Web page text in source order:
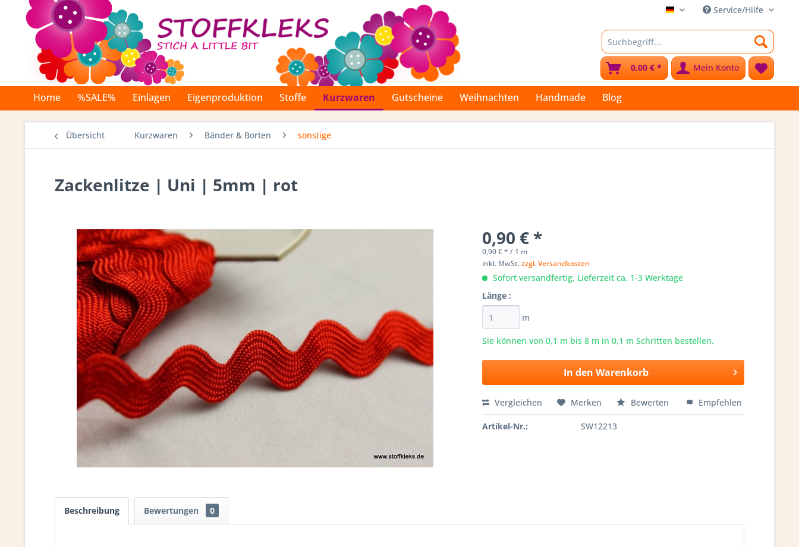
Stoffkleks Service/Hilfe
Mein Konto
0,00 € *
Home %SALE% Einlagen Eigenproduktion Stoffe Kurzwaren Gutscheine Weihnachten Handmade Blog
Übersicht Kurzwaren Bänder & Borten sonstige
Zackenlitze | Uni | 5mm | rot
0,90 € *
0,90 € * / 1 m
inkl. MwSt.zzgl. Versandkosten
Sofort versandfertig, Lieferzeit ca. 1-3 Werktage
Länge :
m
Sie können von 0,1 m bis8 m in 0,1 m Schritten bestellen.
In den Warenkorb
Vergleichen Merken Bewerten Empfehlen
Artikel-Nr.: SW12213
Beschreibung Bewertungen 0